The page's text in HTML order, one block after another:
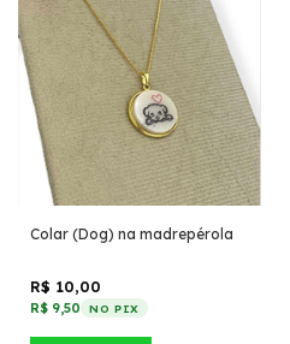
Colar (Dog) na madrepérola
R$ 10,00
R$ 9,50 NO PIX